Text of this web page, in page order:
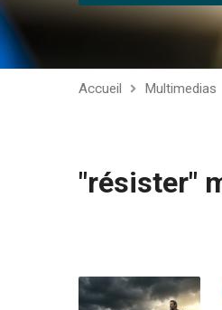
Accueil Multimedias
"résister"